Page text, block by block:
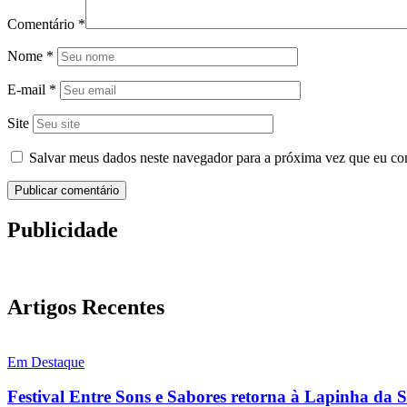
Comentário *
Nome *
E-mail *
Site
Salvar meus dados neste navegador para a próxima vez que eu
Publicidade
Artigos Recentes
Em Destaque
Festival Entre Sons e Sabores retorna à Lapinha da